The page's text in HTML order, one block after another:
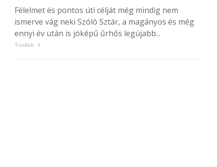
Félelmet és pontos úti célját még mindig nem
ismerve vág neki Szóló Sztár, a magányos és még
ennyi év után is jóképű űrhős legújabb...
Tovább